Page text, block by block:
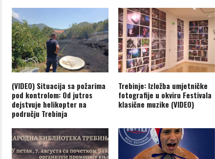
(VIDEO) Situacija sa požarima
pod kontrolom: Od jutros
dejstvuje helikopter na
području Trebinja
Trebinje: Izložba umjetničke
fotografije u okviru Festivala
klasične muzike (VIDEO)